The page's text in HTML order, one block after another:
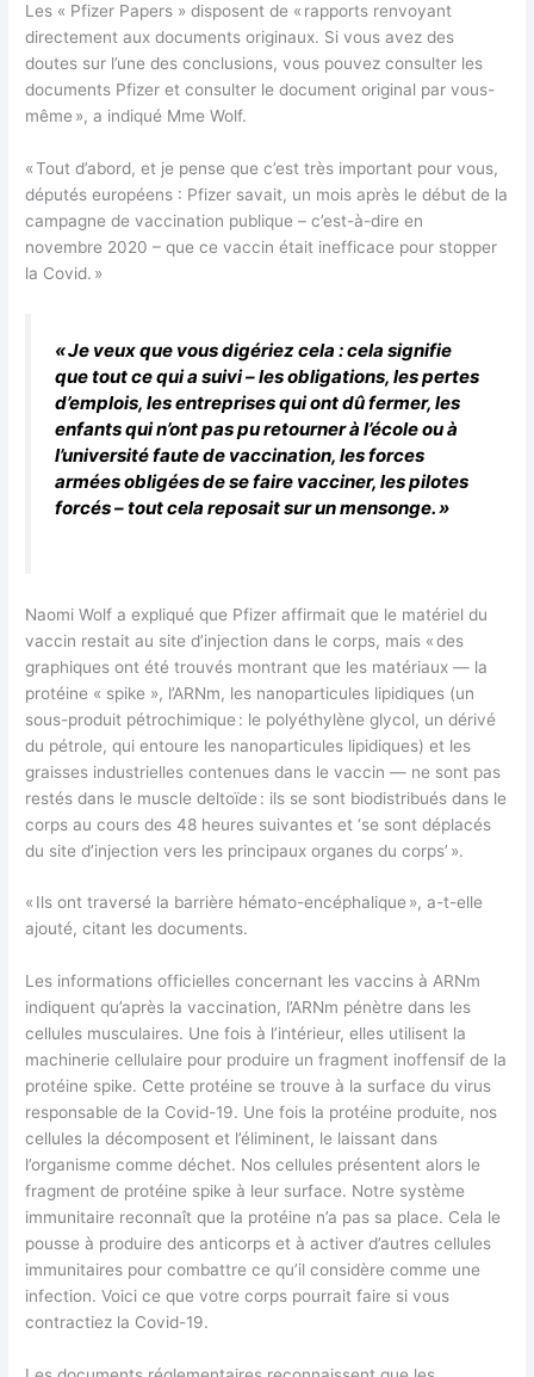
Les « Pfizer Papers » disposent de « rapports renvoyant
directement aux documents originaux. Si vous avez des
doutes sur l’une des conclusions, vous pouvez consulter les
documents Pfizer et consulter le document original par vous-
même », a indiqué Mme Wolf.
« Tout d’abord, et je pense que c’est très important pour vous,
députés européens : Pfizer savait, un mois après le début de la
campagne de vaccination publique – c’est-à-dire en
novembre 2020 – que ce vaccin était inefficace pour stopper
la Covid. »
« Je veux que vous digériez cela : cela signifie
que tout ce qui a suivi – les obligations, les pertes
d’emplois, les entreprises qui ont dû fermer, les
enfants qui n’ont pas pu retourner à l’école ou à
l’université faute de vaccination, les forces
armées obligées de se faire vacciner, les pilotes
forcés – tout cela reposait sur un mensonge. »
Naomi Wolf a expliqué que Pfizer affirmait que le matériel du
vaccin restait au site d’injection dans le corps, mais « des
graphiques ont été trouvés montrant que les matériaux — la
protéine « spike », l’ARNm, les nanoparticules lipidiques (un
sous-produit pétrochimique : le polyéthylène glycol, un dérivé
du pétrole, qui entoure les nanoparticules lipidiques) et les
graisses industrielles contenues dans le vaccin — ne sont pas
restés dans le muscle deltoïde : ils se sont biodistribués dans le
corps au cours des 48 heures suivantes et ‘se sont déplacés
du site d’injection vers les principaux organes du corps’ ».
« Ils ont traversé la barrière hémato-encéphalique », a-t-elle
ajouté, citant les documents.
Les informations officielles concernant les vaccins à ARNm
indiquent qu’après la vaccination, l’ARNm pénètre dans les
cellules musculaires. Une fois à l’intérieur, elles utilisent la
machinerie cellulaire pour produire un fragment inoffensif de la
protéine spike. Cette protéine se trouve à la surface du virus
responsable de la Covid-19. Une fois la protéine produite, nos
cellules la décomposent et l’éliminent, le laissant dans
l’organisme comme déchet. Nos cellules présentent alors le
fragment de protéine spike à leur surface. Notre système
immunitaire reconnaît que la protéine n’a pas sa place. Cela le
pousse à produire des anticorps et à activer d’autres cellules
immunitaires pour combattre ce qu’il considère comme une
infection. Voici ce que votre corps pourrait faire si vous
contractiez la Covid-19.